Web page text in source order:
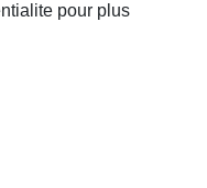
pour plus